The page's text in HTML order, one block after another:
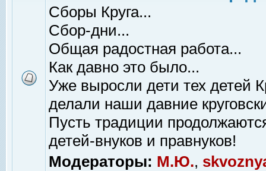
Сборы Круга...
Сбор-дни...
Общая радостная работа...
Как давно это было...
Уже выросли дети тех детей
делали наши давние
Пусть традиции
детей-внуков и правнуков!
Модераторы: М.Ю.,